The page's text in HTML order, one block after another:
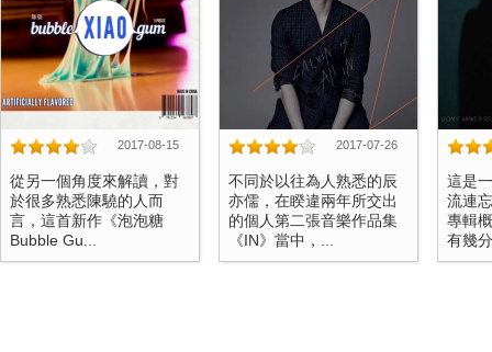
2017-08-15
從另一個角度來解讀，對
於很多熟悉陳驍的人而
言，這首新作《泡泡糖
Bubble Gu...
2017-07-26
不同於以往為人熟悉的辰
亦儒，在睽違兩年所交出
的個人第二張音樂作品集
《IN》當中，...
這是
流連
專輯
有幾